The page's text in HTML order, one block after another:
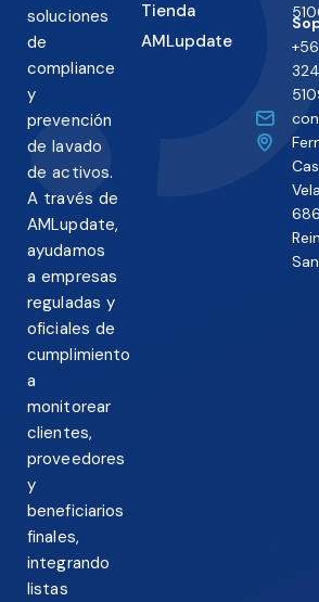
soluciones
de
compliance
y
prevención
de lavado
de activos.
A través de
AMLupdate,
ayudamos
a empresas
reguladas y
oficiales de
cumplimiento
a
monitorear
clientes,
proveedores
y
beneficiarios
finales,
integrando
listas
Tienda
AMLupdate